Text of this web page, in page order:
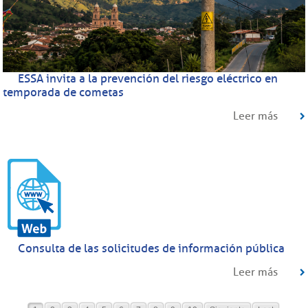
ESSA invita a la prevención del riesgo eléctrico en
temporada de cometas
Leer más
Consulta de las solicitudes de información pública
Leer más